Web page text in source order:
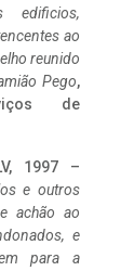
edificios,
ao
reunido
Pego,
de
1997 –
e outros
achão ao
e
para a